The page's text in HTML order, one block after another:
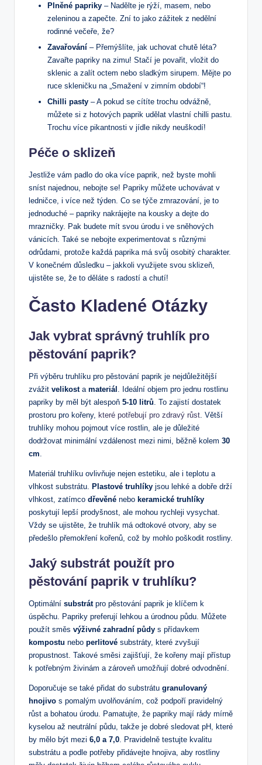
Plněné papriky – Nadělte je rýží, masem, nebo
zeleninou a zapečte. Zní to jako zážitek z nedělní
rodinné večeře, že?
Zavařování – Přemýšlíte, jak uchovat chutě léta?
Zavařte papriky na zimu! Stačí je povařit, vložit do
sklenic a zalít octem nebo sladkým sirupem. Mějte po
ruce skleničku na „Smažení v zimním období“!
Chilli pasty – A pokud se cítíte trochu odvážně,
můžete si z hotových paprik udělat vlastní chilli pastu.
Trochu více pikantnosti v jídle nikdy neuškodí!
Péče o sklizeň
Jestliže vám padlo do oka více paprik, než byste mohli
sníst najednou, nebojte se! Papriky můžete uchovávat v
ledničce, i více než týden. Co se týče zmrazování, je to
jednoduché – papriky nakrájejte na kousky a dejte do
mrazničky. Pak budete mít svou úrodu i ve sněhových
vánicích. Také se nebojte experimentovat s různými
odrůdami, protože každá paprika má svůj osobitý charakter.
V konečném důsledku – jakkoli využijete svou sklizeň,
ujistěte se, že to děláte s radostí a chutí!
Často Kladené Otázky
Jak vybrat správný truhlík pro
pěstování paprik?
Při výběru truhlíku pro pěstování paprik je nejdůležitější
zvážit velikosta materiál
. Ideální objem pro jednu rostlinu
papriky by měl být alespoň 5-10 litrů . To zajistí dostatek
prostoru pro kořeny, které potřebují pro zdravý růst . Větší
truhlíky mohou pojmout více rostlin, ale je důležité
dodržovat minimální vzdálenost mezi nimi, běžně kolem 30
cm
Materiál truhlíku ovlivňuje nejen estetiku, ale i teplotu a
vlhkost substrátu.
Plastové truhlíky jsou lehké a dobře drží
vlhkost, zatímco dřevěné nebo keramické truhlíky
poskytují lepší prodyšnost, ale mohou rychleji vysychat.
Vždy se ujistěte, že truhlík má odtokové otvory, aby se
předešlo přemokření kořenů, což by mohlo poškodit rostliny.
Jaký substrát použít pro
pěstování paprik v truhlíku?
Optimální substrátpro pěstování paprik je klíčem k
úspěchu. Papriky preferují lehkou a úrodnou půdu. Můžete
použít směs výživné zahradní půdy s přídavkem
kompostu nebo perlitové substráty, které zvyšují
propustnost. Takové směsi zajišťují, že kořeny mají přístup
k potřebným živinám a zároveň umožňují dobré odvodnění.
Doporučuje se také přidat do substrátu granulovaný
hnojivo s pomalým uvolňováním, což podpoří pravidelný
růst a bohatou úrodu. Pamatujte, že papriky mají rády mírně
kyselou až neutrální půdu, takže je dobré sledovat pH, které
by mělo být mezi 6,0 a 7,0 . Pravidelně testujte kvalitu
substrátu a podle potřeby přidávejte hnojiva, aby rostliny